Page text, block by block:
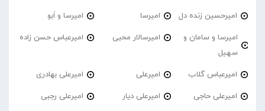
امیرحسین زنده دل امیرسا امیرسا و اَبو
امیرسا و سامان و
سهیل
امیرسالار محبی امیرعباس حسن زاده
امیرعباس گلاب امیرعلی امیرعلی بهادری
امیرعلی حاجی امیرعلی دیار امیرعلی رجبی